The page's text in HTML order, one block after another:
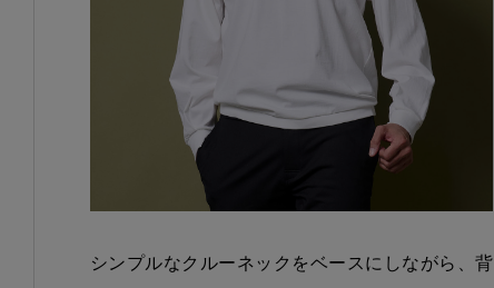
シンプルなクルーネックをベースにしながら、背